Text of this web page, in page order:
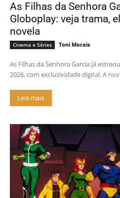
As Filhas da Senhora
Globoplay: veja trama,
novela
Cinema e Séries Toni Morais
As Filhas da Senhora Garcia já
2026, com exclusividade digital. A
Leia mais